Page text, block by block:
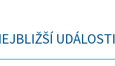
UDÁLOSTI